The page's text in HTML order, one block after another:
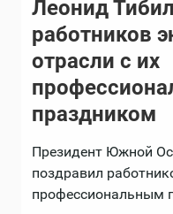
Леонид
работников
отрасли с их
праздником
Президент Южной
поздравил
профессиональным